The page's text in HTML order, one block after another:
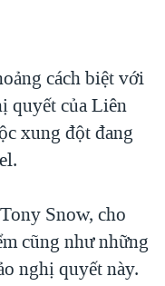
QUÁ KHỨ VÀ HIỆN
cách biệt với
quyết của Liên
xung đột đang
Snow, cho
cũng như những
nghị quyết này.